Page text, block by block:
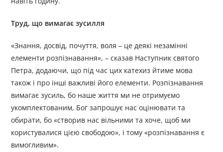
Труд, що вимагає зусилля
«Знання, досвід, почуття, воля – це деякі незамінні
елементи розпізнавання», – сказав Наступник святого
Петра, додаючи, що під час цих катехиз йтиме мова
також і про інші важливі його елементи. Розпізнавання
вимагає зусиль, бо наше життя ми не отримуємо
укомплектованим, Бог запрошує нас оцінювати та
обирати, бо «створив нас вільними та хоче, щоб ми
користувалися цією свободою», і тому «розпізнавання є
вимогливим».